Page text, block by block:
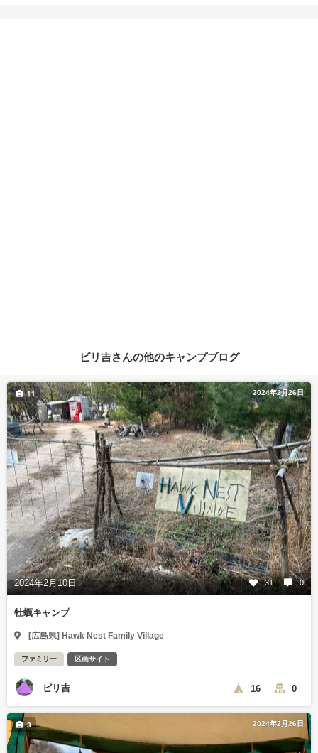
ビリ吉さんの他のキャンプブログ
2024年2月26日
2024年2月10日 31 0
11
牡蠣キャンプ
[広島県] Hawk Nest Family Village
ファミリー 区画サイト
ビリ吉 16 0
2024年2月26日
3